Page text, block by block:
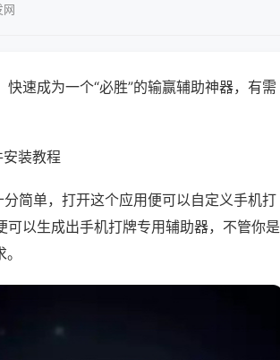
网
速成为一个“必胜”的输赢辅助神器，有需
装教程
简单，打开这个应用便可以自定义手机打
以生成出手机打牌专用辅助器，不管你是